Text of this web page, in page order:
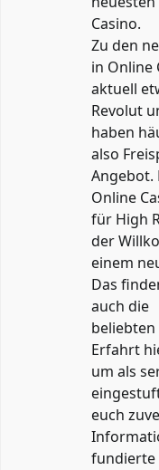
Casino.
Zu den
in Online
aktuell
Revolut
haben
also
Angebot.
Online
für High
der
einem
Das
auch die
beliebten
Erfahrt
um als
euch
fundierte